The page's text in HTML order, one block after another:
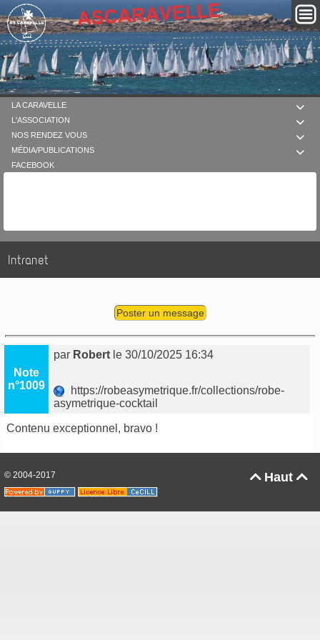

LA CARAVELLE

L'ASSOCIATION

NOS RENDEZ VOUS

MÉDIA/PUBLICATIONS
FACEBOOK
Intranet
Poster un message
Note
n°1009
par Robert le 30/10/2025 16:34
https://robeasymetrique.fr/collections/robe-
asymetrique-cocktail
Contenu exceptionnel, bravo !
Haut 
© 2004-2017